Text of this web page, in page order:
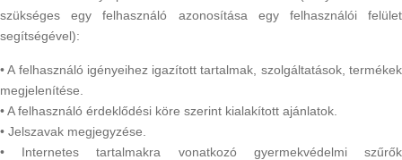
szükséges egy felhasználó azonosítása egy felhasználói felület
segítségével):
• A felhasználó igényeihez igazított tartalmak, szolgáltatások, termékek
megjelenítése.
• A felhasználó érdeklődési köre szerint kialakított ajánlatok.
• Jelszavak megjegyzése.
• Internetes tartalmakra vonatkozó gyermekvédelmi szűrők